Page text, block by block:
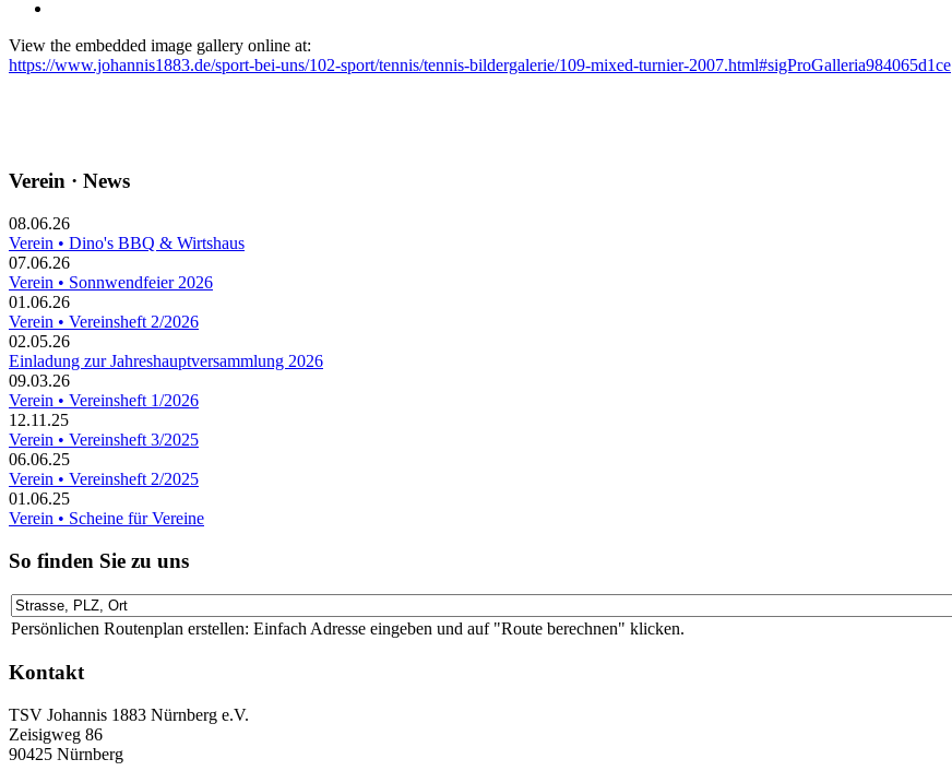
View the embedded image gallery online at:
https://www.johannis1883.de/sport-bei-uns/102-sport/tennis/tennis-bildergalerie/109-mixed-turnier-2007.html#sigProGalleria984065d1ce
Verein · News
08.06.26
Verein • Dino's BBQ & Wirtshaus
07.06.26
Verein • Sonnwendfeier 2026
01.06.26
Verein • Vereinsheft 2/2026
02.05.26
Einladung zur Jahreshauptversammlung 2026
09.03.26
Verein • Vereinsheft 1/2026
12.11.25
Verein • Vereinsheft 3/2025
06.06.25
Verein • Vereinsheft 2/2025
01.06.25
Verein • Scheine für Vereine
So finden Sie zu uns
Persönlichen Routenplan erstellen: Einfach Adresse eingeben und auf "Route berechnen" klicken.
Kontakt
TSV Johannis 1883 Nürnberg e.V.
Zeisigweg 86
90425 Nürnberg